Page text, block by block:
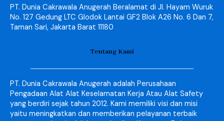
PT. Dunia Cakrawala Anugerah Beralamat di Jl. Hayam Wuruk
No. 127 Gedung LTC Glodok Lantai GF2 Blok A26 No. 6 Dan 7,
Taman Sari, Jakarta Barat 11180
Tentang Kami
PT. Dunia Cakrawala Anugerah adalah Perusahaan
Pengadaan Alat Alat Keselamatan Kerja Atau Alat Safety
yang berdiri sejak tahun 2012. Kami memiliki visi dan misi
yaitu meningkatkan dan memberikan pelayanan terbaik